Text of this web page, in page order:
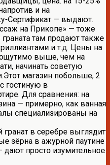
и на
Сертификат — выдают.
на Прикопе» — тоже
там продают также
и т.д. Цены на
ощутимо выше, чем на
начинать советую
магазин побольше, 2
гостиную в
Для сравнения: на
— примерно, как ванная
специализированы на
в серебре выглядит
зёрна в ажурной паутине
просто изумительное